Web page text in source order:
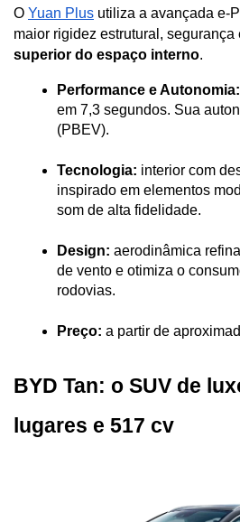
O Yuan Plus utiliza a avançada e-
maior rigidez estrutural, segurança
superior do espaço interno.
Performance e Autonomia:
em 7,3 segundos. Sua
(PBEV).
Tecnologia: interior com
inspirado em elementos
som de alta fidelidade.
Design: aerodinâmica
de vento e otimiza o
rodovias.
Preço: a partir de
BYD Tan: o SUV de
lugares e 517 cv